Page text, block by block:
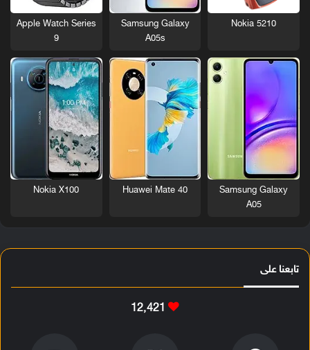
Nokia 5210
Samsung Galaxy
A05s
Apple Watch Series
9
Samsung Galaxy
A05
Huawei Mate 40
Nokia X100
تابعنا على
12٬421